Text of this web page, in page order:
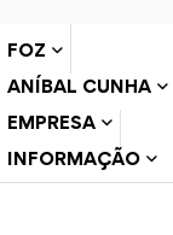
FOZ
ANÍBAL CUNHA
EMPRESA
INFORMAÇÃO